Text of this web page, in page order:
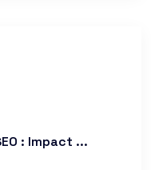
: Impact ...